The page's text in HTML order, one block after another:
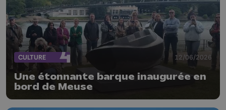
CULTURE 12/06/2026
Une étonnante barque inaugurée en
bord de Meuse